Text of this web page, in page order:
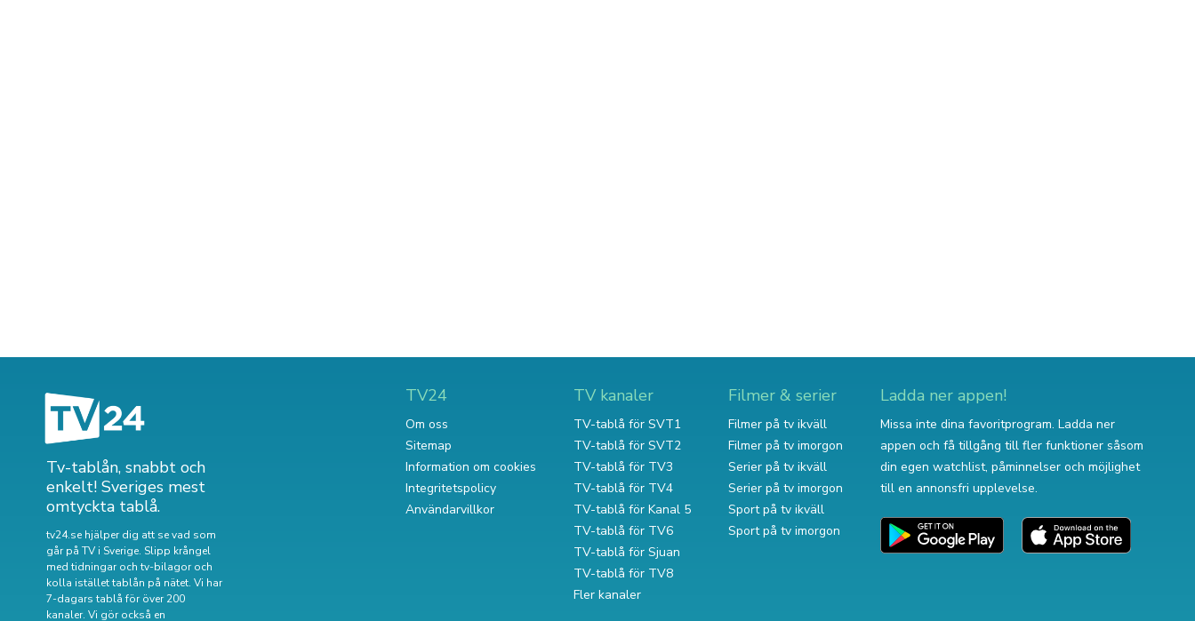
Tv-tablån, snabbt och
enkelt! Sveriges mest
omtyckta tablå.
tv24.se hjälper dig att se vad som
går på TV i Sverige. Slipp krångel
med tidningar och tv-bilagor och
kolla istället tablån på nätet. Vi har
7-dagars tablå för över 200
kanaler. Vi gör också en
TV24
Om oss
Sitemap
Information om cookies
Integritetspolicy
Användarvillkor
TV kanaler
TV-tablå för SVT1
TV-tablå för SVT2
TV-tablå för TV3
TV-tablå för TV4
TV-tablå för Kanal 5
TV-tablå för TV6
TV-tablå för Sjuan
TV-tablå för TV8
Fler kanaler
Filmer & serier
Filmer på tv ikväll
Filmer på tv imorgon
Serier på tv ikväll
Serier på tv imorgon
Sport på tv ikväll
Sport på tv imorgon
Ladda ner appen!
Missa inte dina favoritprogram. Ladda ner
appen och få tillgång till fler funktioner såsom
din egen watchlist, påminnelser och möjlighet
till en annonsfri upplevelse.